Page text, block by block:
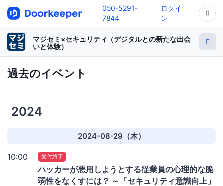
050-5291-
7844
ログイ
ン
マジセミ×セキュリティ（デジタルとの新たな出会
いと体験）
過去のイベント
2024
2024-08-29（木）
10:00 受付終了
ハッカーが悪用しようとする従業員の心理的な脆
弱性をなくすには？ ～「セキュリティ意識向上」